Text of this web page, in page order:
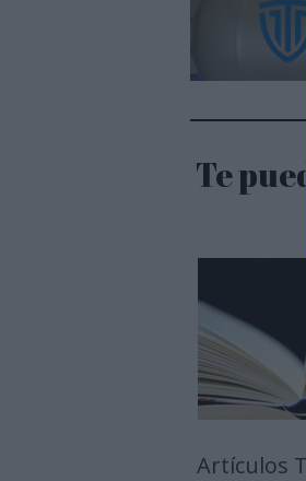
Te
Artículos